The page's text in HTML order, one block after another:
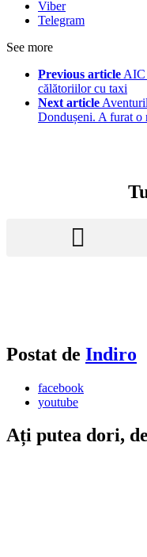
Viber
Telegram
See more
Previous article AIC
călătoriilor cu taxi
Next article
Dondușeni. A furat o
Postat de Indiro
facebook
youtube
Ați putea dori,